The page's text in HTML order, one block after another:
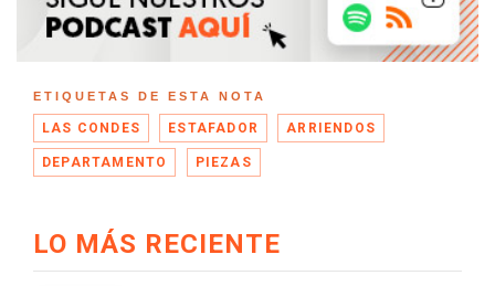
ETIQUETAS DE ESTA NOTA
LAS CONDES ESTAFADOR ARRIENDOS
DEPARTAMENTO PIEZAS
LO MÁS RECIENTE